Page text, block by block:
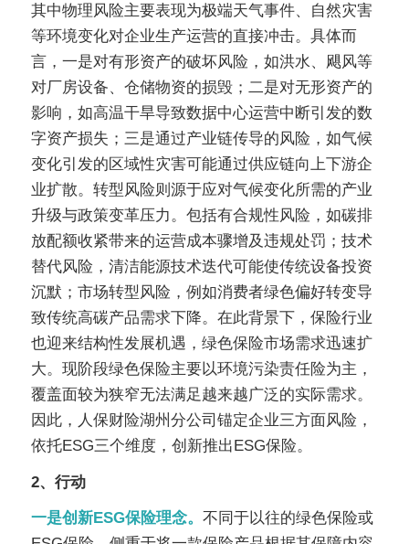
其中物理风险主要表现为极端天气事件、自然灾害
等环境变化对企业生产运营的直接冲击。具体而
言，一是对有形资产的破坏风险，如洪水、飓风等
对厂房设备、仓储物资的损毁；二是对无形资产的
影响，如高温干旱导致数据中心运营中断引发的数
字资产损失；三是通过产业链传导的风险，如气候
变化引发的区域性灾害可能通过供应链向上下游企
业扩散。转型风险则源于应对气候变化所需的产业
升级与政策变革压力。包括有合规性风险，如碳排
放配额收紧带来的运营成本骤增及违规处罚；技术
替代风险，清洁能源技术迭代可能使传统设备投资
沉默；市场转型风险，例如消费者绿色偏好转变导
致传统高碳产品需求下降。在此背景下，保险行业
也迎来结构性发展机遇，绿色保险市场需求迅速扩
大。现阶段绿色保险主要以环境污染责任险为主，
覆盖面较为狭窄无法满足越来越广泛的实际需求。
因此，人保财险湖州分公司锚定企业三方面风险，
依托ESG三个维度，创新推出ESG保险。
2、行动
一是创新ESG保险理念。不同于以往的绿色保险或